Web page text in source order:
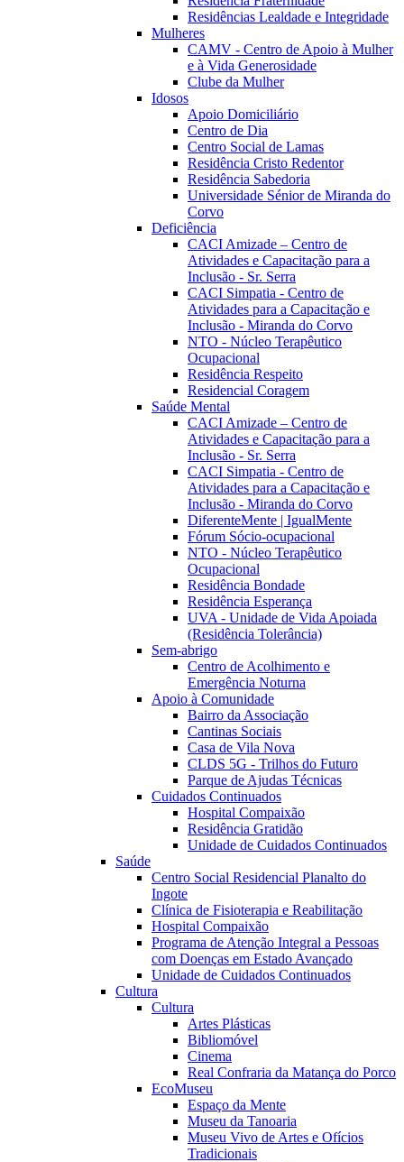
Residências Lealdade e Integridade
Mulheres
CAMV - Centro de Apoio à Mulher
e à Vida Generosidade
Clube da Mulher
Idosos
Apoio Domiciliário
Centro de Dia
Centro Social de Lamas
Residência Cristo Redentor
Residência Sabedoria
Universidade Sénior de Miranda do
Corvo
Deficiência
CACI Amizade – Centro de
Atividades e Capacitação para a
Inclusão - Sr. Serra
CACI Simpatia - Centro de
Atividades para a Capacitação e
Inclusão - Miranda do Corvo
NTO - Núcleo Terapêutico
Ocupacional
Residência Respeito
Residencial Coragem
Saúde Mental
CACI Amizade – Centro de
Atividades e Capacitação para a
Inclusão - Sr. Serra
CACI Simpatia - Centro de
Atividades para a Capacitação e
Inclusão - Miranda do Corvo
DiferenteMente | IgualMente
Fórum Sócio-ocupacional
NTO - Núcleo Terapêutico
Ocupacional
Residência Bondade
Residência Esperança
UVA - Unidade de Vida Apoiada
(Residência Tolerância)
Sem-abrigo
Centro de Acolhimento e
Emergência Noturna
Apoio à Comunidade
Bairro da Associação
Cantinas Sociais
Casa de Vila Nova
CLDS 5G - Trilhos do Futuro
Parque de Ajudas Técnicas
Cuidados Continuados
Hospital Compaixão
Residência Gratidão
Unidade de Cuidados Continuados
Saúde
Centro Social Residencial Planalto do
Ingote
Clínica de Fisioterapia e Reabilitação
Hospital Compaixão
Programa de Atenção Integral a Pessoas
com Doenças em Estado Avançado
Unidade de Cuidados Continuados
Cultura
Cultura
Artes Plásticas
Bibliomóvel
Cinema
Real Confraria da Matança do Porco
EcoMuseu
Espaço da Mente
Museu da Tanoaria
Museu Vivo de Artes e Ofícios
Tradicionais